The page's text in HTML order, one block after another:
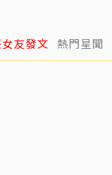
友發文 熱門星聞